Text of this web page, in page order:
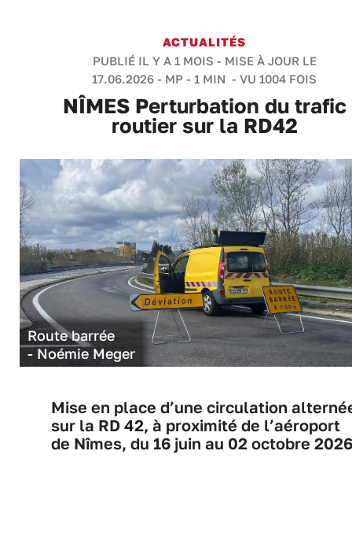
ACTUALITÉS
PUBLIÉ IL Y A 1 MOIS - MISE À JOUR LE
17.06.2026 - MP - 1 MIN - VU 1004 FOIS
NÎMES Perturbation du trafic
routier sur la RD42
Route barrée
- Noémie Meger
Mise en place d’une circulation
sur la RD 42, à proximité de l’aéroport
de Nîmes, du 16 juin au 02 octobre